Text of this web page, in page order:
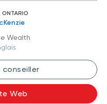
ONTARIO
Wealth
conseiller
Web